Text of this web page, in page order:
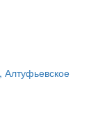
Алтуфьевское